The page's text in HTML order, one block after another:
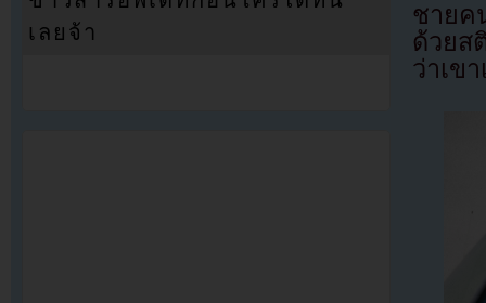
ชายค
ด้วยส
ว่าเข
เลยจ้า